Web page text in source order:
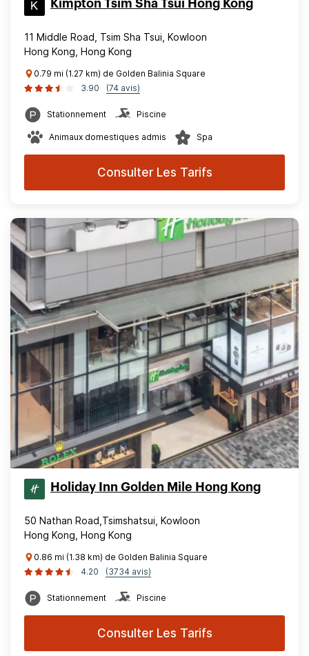
Kimpton Tsim Sha Tsui Hong Kong
11 Middle Road, Tsim Sha Tsui, Kowloon
Hong Kong, Hong Kong
0.79 mi (1.27 km) de Golden Balinia Square
3.90
(74 avis)
Stationnement Piscine
Animaux domestiques admis Spa
Consulter Les Tarifs
Holiday Inn Golden Mile Hong Kong
50 Nathan Road,Tsimshatsui, Kowloon
Hong Kong, Hong Kong
0.86 mi (1.38 km) de Golden Balinia Square
4.20
(3734 avis)
Stationnement Piscine
Consulter Les Tarifs